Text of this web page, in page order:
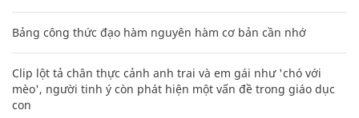
Bảng công thức đạo hàm nguyên hàm cơ bản cần nhớ
Clip lột tả chân thực cảnh anh trai và em gái như 'chó với
mèo', người tinh ý còn phát hiện một vấn đề trong giáo dục
con